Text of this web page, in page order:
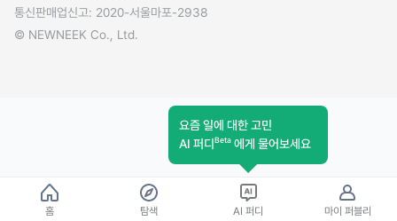
통신판매업신고: 2020-서울마포-2938
© NEWNEEK Co., Ltd.
홈 탐색
요즘 일에 대한 고민
AI 퍼디Beta 에게 물어보세요
AI 퍼디 마이 퍼블리